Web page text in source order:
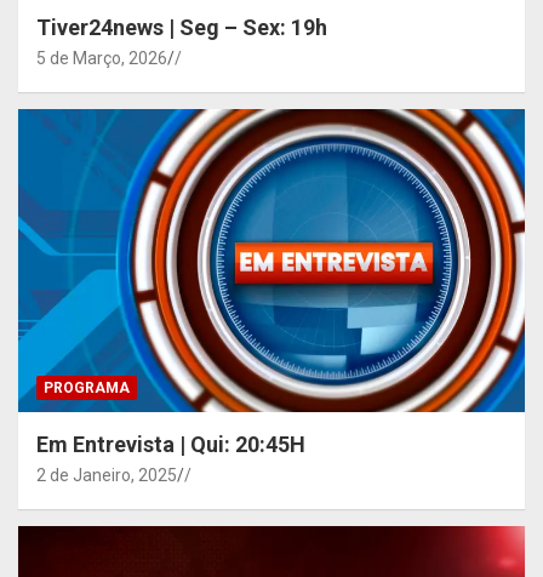
Tiver24news | Seg – Sex: 19h
5 de Março, 2026 /
PROGRAMA
Em Entrevista | Qui: 20:45H
2 de Janeiro, 2025 /